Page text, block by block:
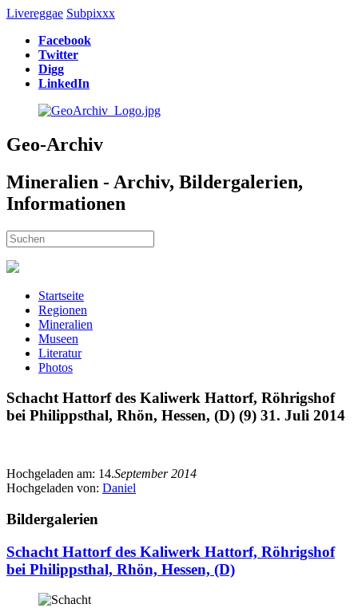
Livereggae Subpixxx
Facebook
Twitter
Digg
LinkedIn
Geo-Archiv
Mineralien - Archiv, Bildergalerien,
Informationen
Startseite
Regionen
Mineralien
Museen
Literatur
Photos
Schacht Hattorf des Kaliwerk Hattorf, Röhrigshof
bei Philippsthal, Rhön, Hessen, (D) (9) 31. Juli 2014
Hochgeladen am: 14.September 2014
Hochgeladen von: Daniel
Bildergalerien
Schacht Hattorf des Kaliwerk Hattorf, Röhrigshof
bei Philippsthal, Rhön, Hessen, (D)